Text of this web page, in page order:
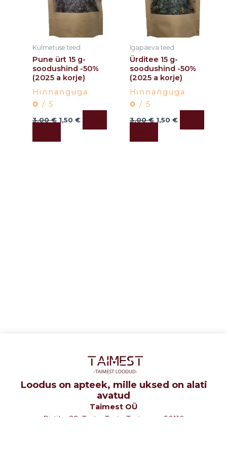
Külmetuse teed
Pune ürt 15 g-
soodushind -50%
(2025 a korje)
Hinnanguga
0 / 5
3,00€ 1,50 €
Igapäeva teed
Ürditee 15 g-
soodushind -50%
(2025 a korje)
Hinnanguga
0 / 5
3,00€ 1,50 €
Loodus on apteek, mille uksed on alati
avatud
Taimest OÜ
Ristiku 29, Tartu, Tartu Tartumaa 50110